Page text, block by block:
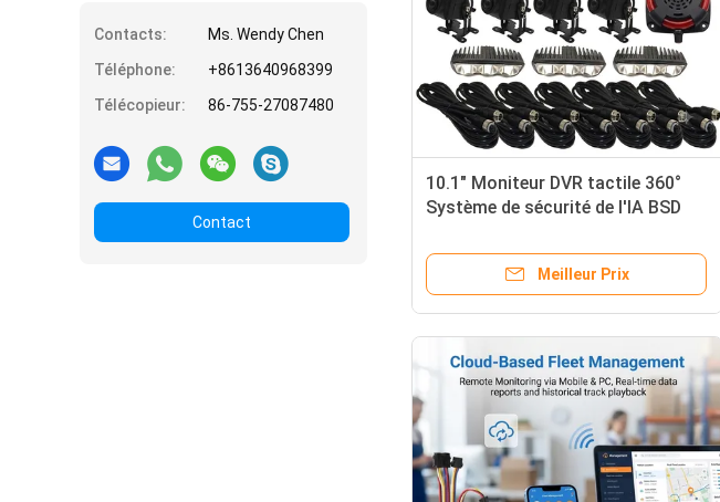
Contacts:
Ms. Wendy Chen
Téléphone:
+8613640968399
Télécopieur:
86-755-27087480
Contact
10.1" Moniteur DVR tactile 360°
Système de sécurité de l'IA BSD
alarme flash LED directe pour
chariots élévateurs, camions et
Meilleur Prix